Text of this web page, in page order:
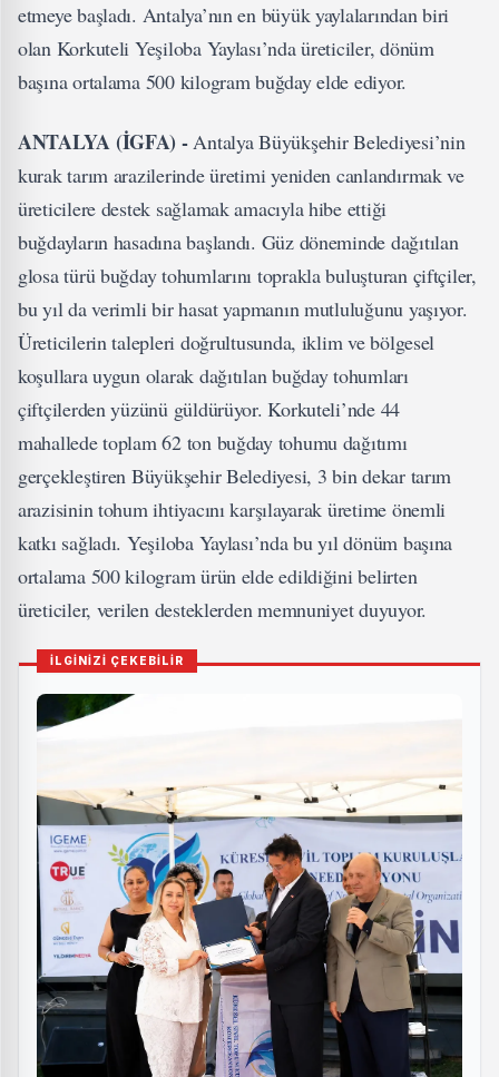
etmeye başladı. Antalya’nın en büyük yaylalarından biri
olan Korkuteli Yeşiloba Yaylası’nda üreticiler, dönüm
başına ortalama 500 kilogram buğday elde ediyor.
ANTALYA (İGFA) -Antalya Büyükşehir Belediyesi’nin
kurak tarım arazilerinde üretimi yeniden canlandırmak ve
üreticilere destek sağlamak amacıyla hibe ettiği
buğdayların hasadına başlandı. Güz döneminde dağıtılan
glosa türü buğday tohumlarını toprakla buluşturan çiftçiler,
bu yıl da verimli bir hasat yapmanın mutluluğunu yaşıyor.
Üreticilerin talepleri doğrultusunda, iklim ve bölgesel
koşullara uygun olarak dağıtılan buğday tohumları
çiftçilerden yüzünü güldürüyor. Korkuteli’nde 44
mahallede toplam 62 ton buğday tohumu dağıtımı
gerçekleştiren Büyükşehir Belediyesi, 3 bin dekar tarım
arazisinin tohum ihtiyacını karşılayarak üretime önemli
katkı sağladı. Yeşiloba Yaylası’nda bu yıl dönüm başına
ortalama 500 kilogram ürün elde edildiğini belirten
üreticiler, verilen desteklerden memnuniyet duyuyor.
İLGİNİZİ ÇEKEBİLİR